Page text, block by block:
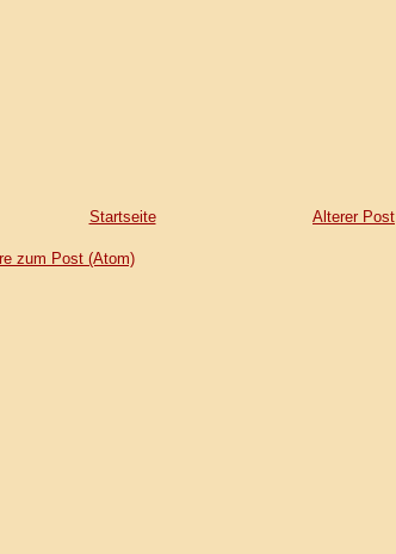
Älterer Post
Startseite
zum Post (Atom)